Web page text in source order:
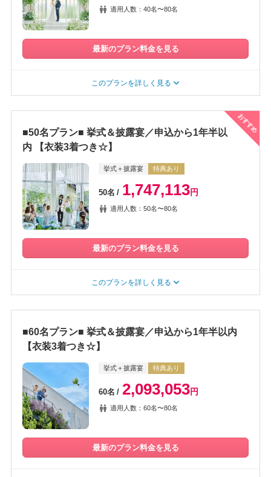
適用人数：40名〜80名
最新のプラン料金を見る
このプランを詳しく見る
おすすめ
■50名プラン■ 挙式＆披露宴／申込から1年半以
内 【衣装3着つき☆】
挙式＋披露宴 特典あり
50名 1,747,113円
適用人数：50名〜80名
最新のプラン料金を見る
このプランを詳しく見る
■60名プラン■ 挙式＆披露宴／申込から1年半以内
【衣装3着つき☆】
挙式＋披露宴 特典あり
60名 2,093,053円
適用人数：60名〜80名
最新のプラン料金を見る